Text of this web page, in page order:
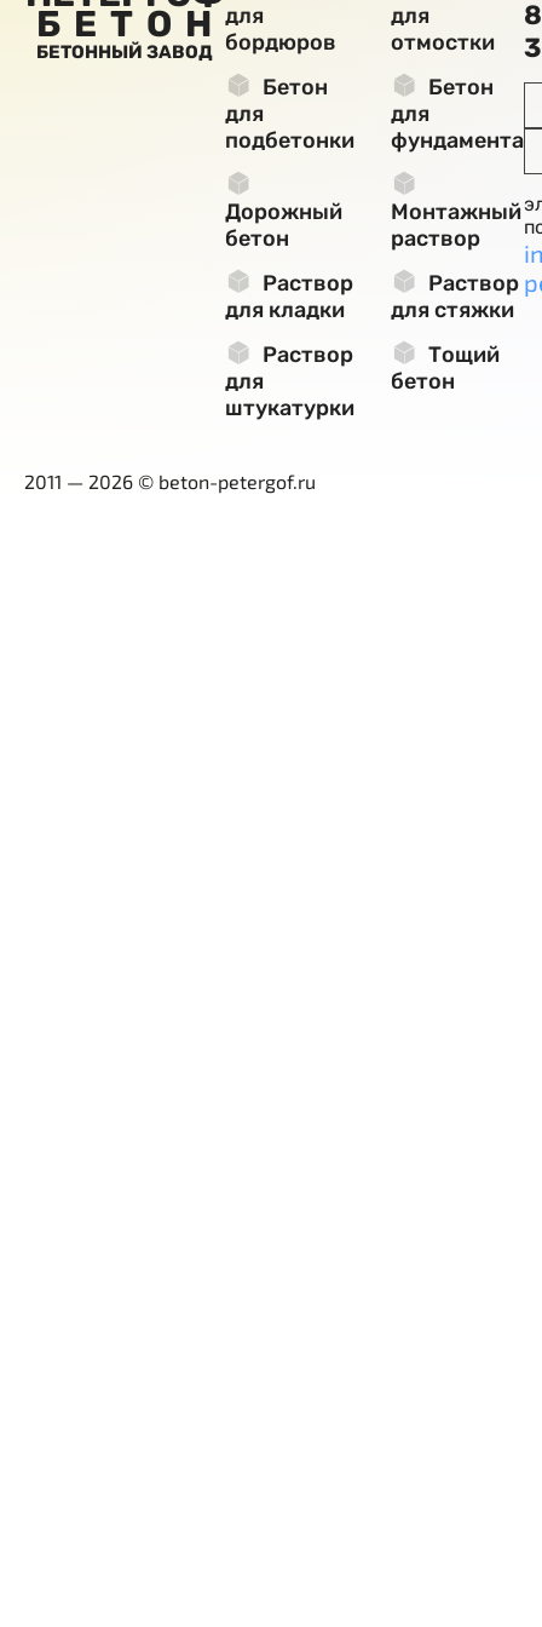
БЕТОН
БЕТОННЫЙ ЗАВОД
для
бордюров
для
отмостки
Бетон
для
подбетонки
Бетон
для
фундамента
Дорожный
бетон
Монтажный
раствор
Раствор
для кладки
Раствор
для стяжки
Раствор
для
штукатурки
Тощий
бетон
2011 — 2026 © beton-petergof.ru